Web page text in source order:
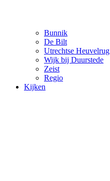
Bunnik
De Bilt
Utrechtse Heuvelrug
Wijk bij Duurstede
Zeist
Regio
Kijken